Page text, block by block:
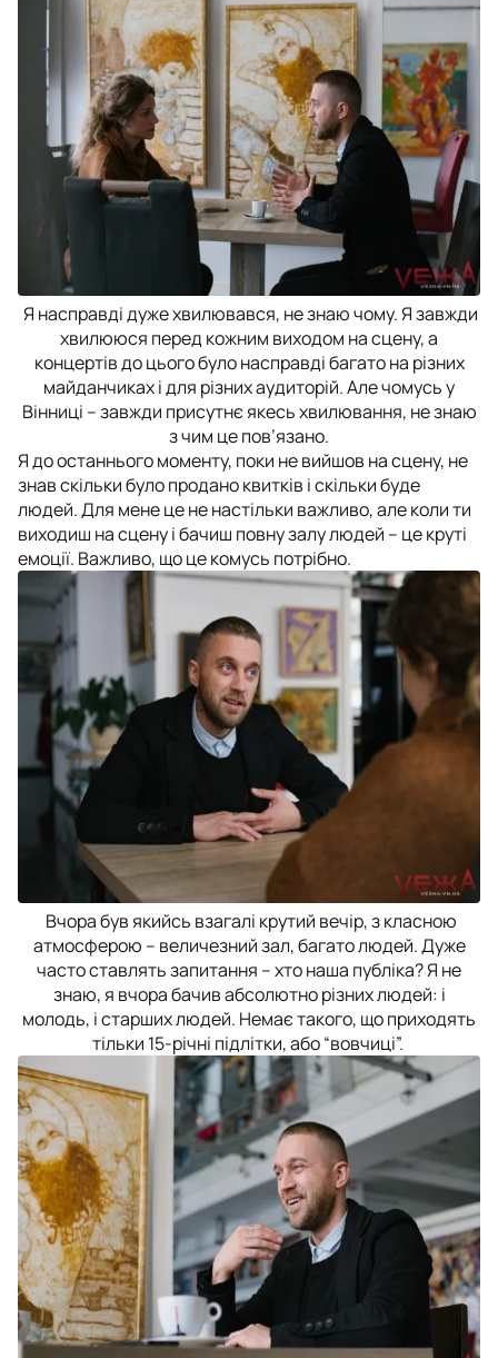
Я насправді дуже хвилювався, не знаю чому. Я завжди
хвилююся перед кожним виходом на сцену, а
концертів до цього було насправді багато на різних
майданчиках і для різних аудиторій. Але чомусь у
Вінниці – завжди присутнє якесь хвилювання, не знаю
з чим це пов’язано.
Я до останнього моменту, поки не вийшов на сцену, не
знав скільки було продано квитків і скільки буде
людей. Для мене це не настільки важливо, але коли ти
виходиш на сцену і бачиш повну залу людей – це круті
емоції. Важливо, що це комусь потрібно.
Вчора був якийсь взагалі крутий вечір, з класною
атмосферою – величезний зал, багато людей. Дуже
часто ставлять запитання – хто наша публіка? Я не
знаю, я вчора бачив абсолютно різних людей: і
молодь, і старших людей. Немає такого, що приходять
тільки 15-річні підлітки, або “вовчиці”.